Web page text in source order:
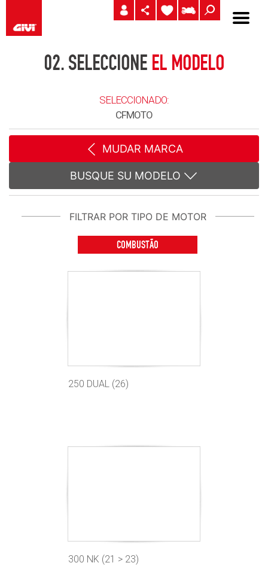
02.SELECCIONE EL MODELO
SELECCIONADO:
CFMOTO
MUDAR MARCA
BUSQUE SU MODELO
FILTRAR POR TIPO DE MOTOR
COMBUSTÃO
250 DUAL (26)
300 NK (21 > 23)